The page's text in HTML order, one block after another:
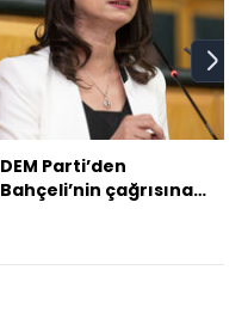
DEM Parti’den
Bahçeli’nin çağrısına